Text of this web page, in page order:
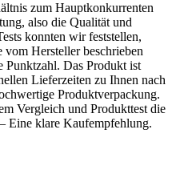
zum Hauptkonkurrenten
also die Qualität und
konnten wir feststellen,
Hersteller beschrieben
Das Produkt ist
Lieferzeiten zu Ihnen nach
Produktverpackung.
Vergleich und Produkttest die
Eine klare Kaufempfehlung.